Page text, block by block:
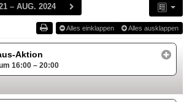
– AUG. 2024
Alles einklappen Alles ausklappen
Aktion
16:00 – 20:00